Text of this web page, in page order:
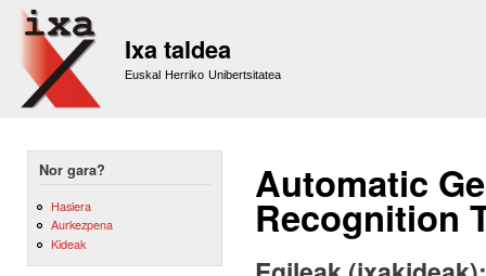
Ixa taldea
Euskal Herriko Unibertsitatea
Nor gara?
Hasiera
Aurkezpena
Kideak
Automatic
Recognition